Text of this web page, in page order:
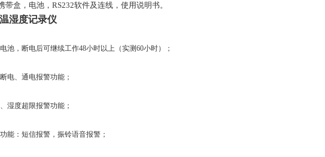
带盒，电池，RS232软件及连线，使用说明书。
湿度记录仪
池，断电后可继续工作48小时以上（实测60小时）；
电、通电报警功能；
湿度超限报警功能；
能：短信报警，振铃语音报警；